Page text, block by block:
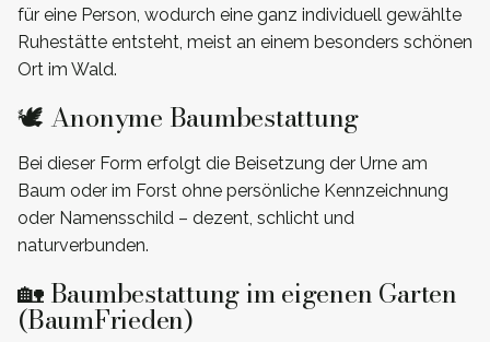
für eine Person, wodurch eine ganz individuell gewählte
Ruhestätte entsteht, meist an einem besonders schönen
Ort im Wald.
🕊️ Anonyme Baumbestattung
Bei dieser Form erfolgt die Beisetzung der Urne am
Baum oder im Forst ohne persönliche Kennzeichnung
oder Namensschild – dezent, schlicht und
naturverbunden.
🏡 Baumbestattung im eigenen Garten
(BaumFrieden)